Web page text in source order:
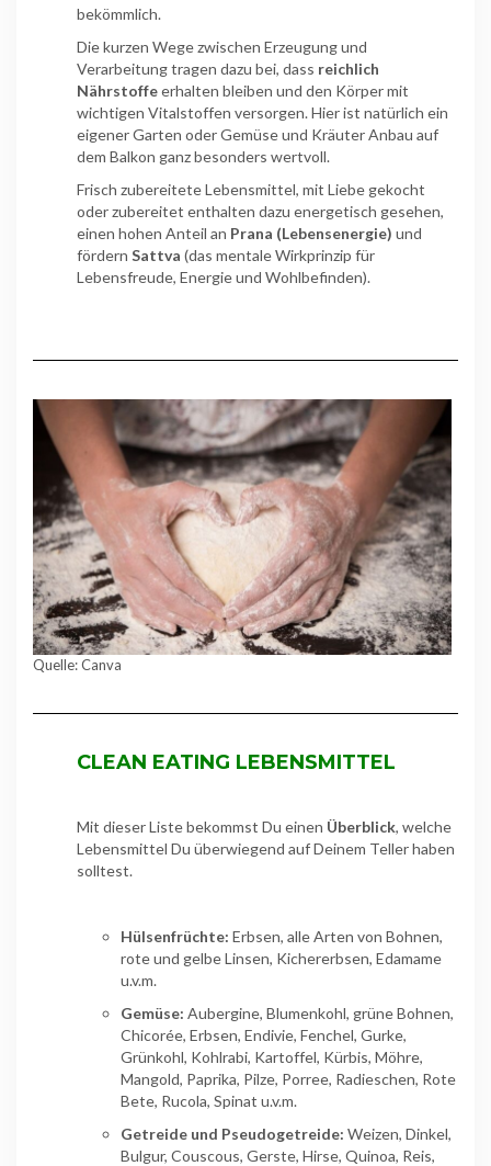
bekömmlich.
Die kurzen Wege zwischen Erzeugung und
Verarbeitung tragen dazu bei, dass reichlich
Nährstoffeerhalten bleiben und den Körper mit
wichtigen Vitalstoffen versorgen. Hier ist natürlich ein
eigener Garten oder Gemüse und Kräuter Anbau auf
dem Balkon ganz besonders wertvoll.
Frisch zubereitete Lebensmittel, mit Liebe gekocht
oder zubereitet enthalten dazu energetisch gesehen,
einen hohen Anteil an Prana (Lebensenergie) und
fördern Sattva (das mentale Wirkprinzip für
Lebensfreude, Energie und Wohlbefinden).
Quelle: Canva
CLEAN EATING LEBENSMITTEL
Mit dieser Liste bekommst Du einen Überblick, welche
Lebensmittel Du überwiegend auf Deinem Teller haben
solltest.
Hülsenfrüchte: Erbsen, alle Arten von Bohnen,
rote und gelbe Linsen, Kichererbsen, Edamame
u.v.m.
Gemüse: Aubergine, Blumenkohl, grüne Bohnen,
Chicorée, Erbsen, Endivie, Fenchel, Gurke,
Grünkohl, Kohlrabi, Kartoffel, Kürbis, Möhre,
Mangold, Paprika, Pilze, Porree, Radieschen, Rote
Bete, Rucola, Spinat u.v.m.
Getreide und Pseudogetreide: Weizen, Dinkel,
Bulgur, Couscous, Gerste, Hirse, Quinoa, Reis,